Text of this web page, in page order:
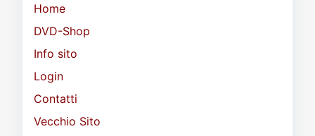
Home
DVD-Shop
Info sito
Login
Contatti
Vecchio Sito